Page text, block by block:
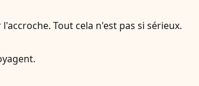
Tout cela n'est pas si sérieux.